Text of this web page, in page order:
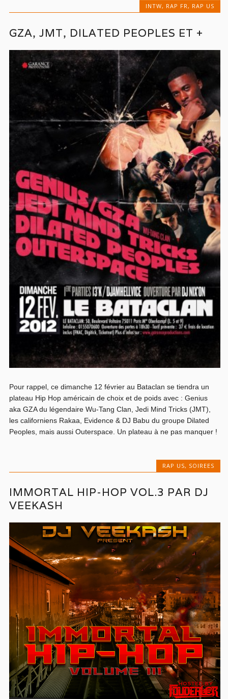
INTW, RAP FR, RAP US
GZA, JMT, DILATED PEOPLES ET +
Pour rappel, ce dimanche 12 février au Bataclan se tiendra un
plateau Hip Hop américain de choix et de poids avec : Genius
aka GZA du légendaire Wu-Tang Clan, Jedi Mind Tricks (JMT),
les californiens Rakaa, Evidence & DJ Babu du groupe Dilated
Peoples, mais aussi Outerspace. Un plateau à ne pas manquer !
RAP US, SOIREES
IMMORTAL HIP-HOP VOL.3 PAR DJ
VEEKASH